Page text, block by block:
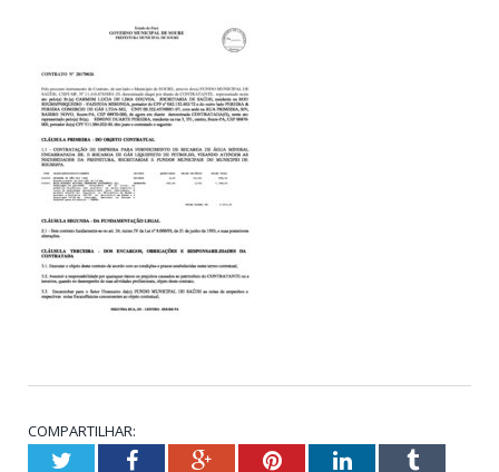
COMPARTILHAR:
TwitterFacebookGoogle+PinterestLinkedInTumblr